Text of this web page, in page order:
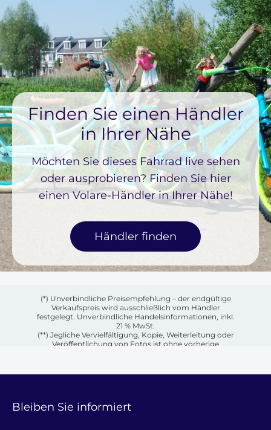
Finden Sie einen Händler
in Ihrer Nähe
Möchten Sie dieses Fahrrad live sehen
oder ausprobieren? Finden Sie hier
einen Volare-Händler in Ihrer Nähe!
Händler finden
(*) Unverbindliche Preisempfehlung – der endgültige
Verkaufspreis wird ausschließlich vom Händler
festgelegt. Unverbindliche Handelsinformationen, inkl.
21 % MwSt.
(**) Jegliche Vervielfältigung, Kopie, Weiterleitung oder
Veröffentlichung von Fotos ist ohne vorherige
Bleiben Sie informiert